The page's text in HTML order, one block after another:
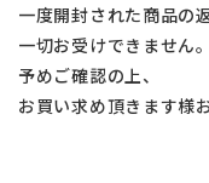
一度開封された商品の
一切お受けできません。
予めご確認の上、
お買い求め頂きます様